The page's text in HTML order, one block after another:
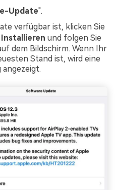
Update".
verfügbar ist, klicken Sie
und folgen Sie
dem Bildschirm. Wenn Ihr
Stand ist, wird eine